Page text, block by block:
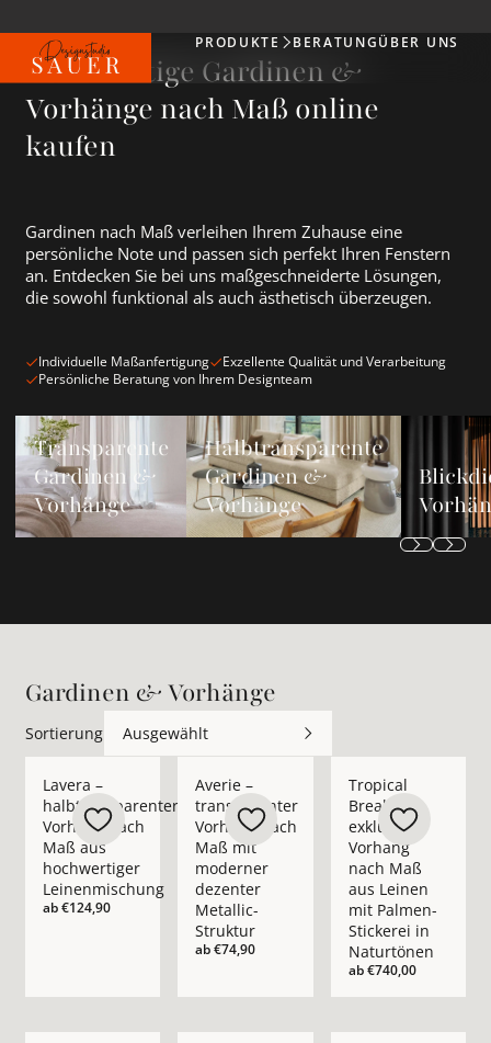
Produkte
PRODUKTE BERATUNGÜBER UNS
Hochwertige Gardinen &
Vorhänge nach Maß online
kaufen
Gardinen nach Maß verleihen Ihrem Zuhause eine
persönliche Note und passen sich perfekt Ihren Fenstern
an. Entdecken Sie bei uns maßgeschneiderte Lösungen,
die sowohl funktional als auch ästhetisch überzeugen.
Individuelle Maßanfertigung
Exzellente Qualität und Verarbeitung
Persönliche Beratung von Ihrem Designteam
Transparente Gardinen &amp; Vorhänge ansehen
Transparente
Gardinen &
Vorhänge
Halbtransparente Gardinen &amp;
Halbtransparente
Gardinen &
Vorhänge
Gardinen & Vorhänge
Sortierung Ausgewählt
Lavera –
halbtransparenter
Vorhang nach
Maß aus
hochwertiger
Leinenmischung
ab€124,90
Averie –
transparenter
Vorhang nach
Maß mit
moderner
dezenter
Metallic-
Struktur
ab€74,90
Tropical
Break –
exklusiver
Vorhang
nach Maß
aus Leinen
mit Palmen-
Stickerei in
Naturtönen
ab€740,00